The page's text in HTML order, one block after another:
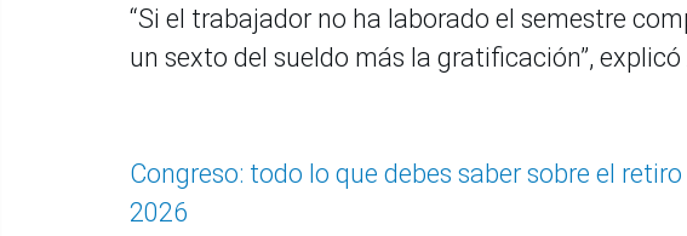
“Si el trabajador no ha laborado el semestre
un sexto del sueldo más la gratificación”, explicó
Congreso: todo lo que debes saber sobre el
2026